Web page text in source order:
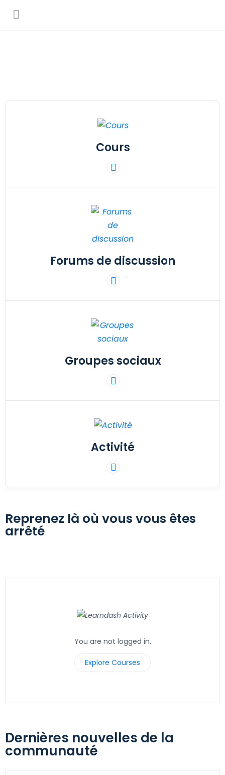
Cours
Forums de discussion
Groupes sociaux
Activité
Reprenez là où vous vous êtes
arrêté
You are not logged in.
Explore Courses
Dernières nouvelles de la
communauté